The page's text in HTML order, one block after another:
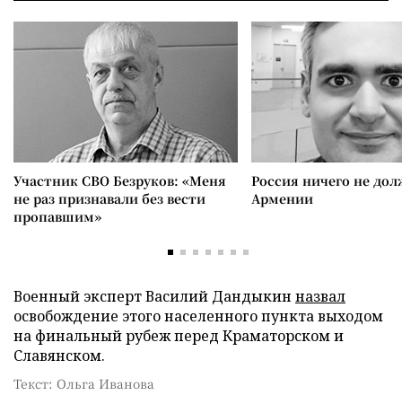
Участник СВО Безруков: «Меня
не раз признавали без вести
пропавшим»
Россия ничего не
Армении
Военный эксперт Василий Дандыкин назвал
освобождение этого населенного пункта выходом
на финальный рубеж перед Краматорском и
Славянском.
Текст: Ольга Иванова